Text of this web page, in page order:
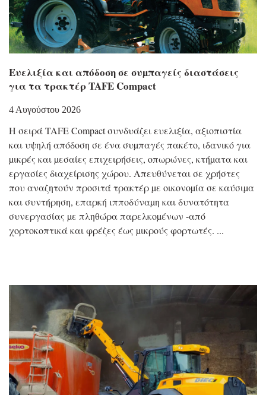
Eυελιξία και απόδοση σε συµπαγείς διαστάσεις
για τα τρακτέρ TAFE Compact
4 Αυγούστου 2026
Η σειρά TAFE Compact συνδυάζει ευελιξία, αξιοπιστία
και υψηλή απόδοση σε ένα συµπαγές πακέτο, ιδανικό για
µικρές και µεσαίες επιχειρήσεις, οπωρώνες, κτήµατα και
εργασίες διαχείρισης χώρου. Απευθύνεται σε χρήστες
που αναζητούν προσιτά τρακτέρ µε οικονοµία σε καύσιµα
και συντήρηση, επαρκή ιπποδύναµη και δυνατότητα
συνεργασίας µε πληθώρα παρελκοµένων -από
χορτοκοπτικά και φρέζες έως µικρούς φορτωτές.